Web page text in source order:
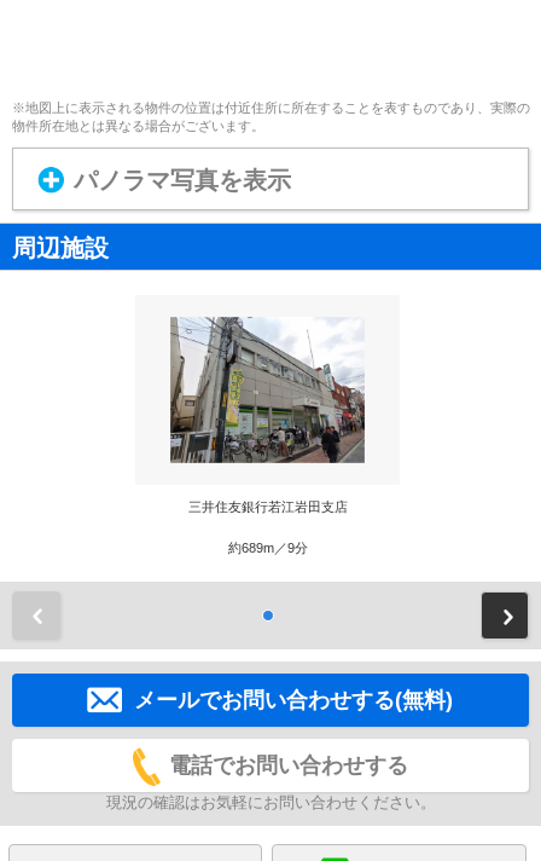
※地図上に表示される物件の位置は付近住所に所在することを表すものであり、実際の
物件所在地とは異なる場合がございます。
パノラマ写真を表示
周辺施設
三井住友銀行若江岩田支店
約689m／9分
メールでお問い合わせする(無料)
電話でお問い合わせする
現況の確認はお気軽にお問い合わせください。